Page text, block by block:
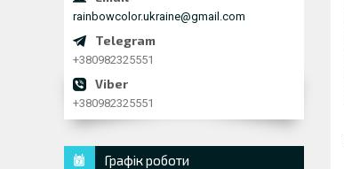
rainbowcolor.ukraine@gmail.com
+380982325551
+380982325551
Графік роботи